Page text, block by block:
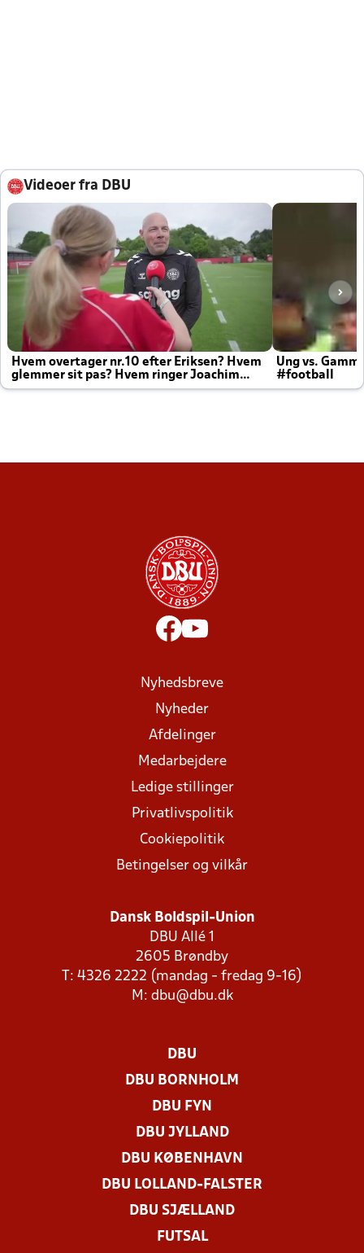
Videoer fra DBU
Hvem overtager nr.10 efter Eriksen? Hvem
glemmer sit pas? Hvem ringer Joachim
altid til efter kampe?
Ung vs.
#football
Nyhedsbreve
Nyheder
Afdelinger
Medarbejdere
Ledige stillinger
Privatlivspolitik
Cookiepolitik
Betingelser og vilkår
Dansk Boldspil-Union
DBU Allé 1
2605 Brøndby
T: 4326 2222 (mandag - fredag 9-16)
M: dbu@dbu.dk
DBU
DBU BORNHOLM
DBU FYN
DBU JYLLAND
DBU KØBENHAVN
DBU LOLLAND-FALSTER
DBU SJÆLLAND
FUTSAL